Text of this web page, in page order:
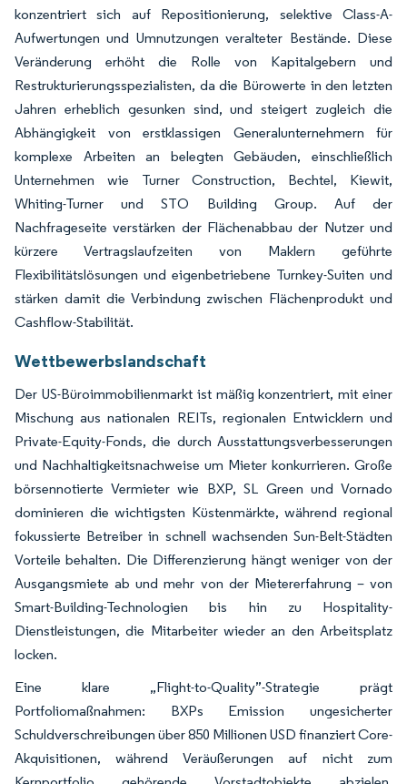
konzentriert sich auf Repositionierung, selektive Class-A-
Aufwertungen und Umnutzungen veralteter Bestände. Diese
Veränderung erhöht die Rolle von Kapitalgebern und
Restrukturierungsspezialisten, da die Bürowerte in den letzten
Jahren erheblich gesunken sind, und steigert zugleich die
Abhängigkeit von erstklassigen Generalunternehmern für
komplexe Arbeiten an belegten Gebäuden, einschließlich
Unternehmen wie Turner Construction, Bechtel, Kiewit,
Whiting-Turner und STO Building Group. Auf der
Nachfrageseite verstärken der Flächenabbau der Nutzer und
kürzere Vertragslaufzeiten von Maklern geführte
Flexibilitätslösungen und eigenbetriebene Turnkey-Suiten und
stärken damit die Verbindung zwischen Flächenprodukt und
Cashflow-Stabilität.
Wettbewerbslandschaft
Der US-Büroimmobilienmarkt ist mäßig konzentriert, mit einer
Mischung aus nationalen REITs, regionalen Entwicklern und
Private-Equity-Fonds, die durch Ausstattungsverbesserungen
und Nachhaltigkeitsnachweise um Mieter konkurrieren. Große
börsennotierte Vermieter wie BXP, SL Green und Vornado
dominieren die wichtigsten Küstenmärkte, während regional
fokussierte Betreiber in schnell wachsenden Sun-Belt-Städten
Vorteile behalten. Die Differenzierung hängt weniger von der
Ausgangsmiete ab und mehr von der Mietererfahrung – von
Smart-Building-Technologien bis hin zu Hospitality-
Dienstleistungen, die Mitarbeiter wieder an den Arbeitsplatz
locken.
Eine klare „Flight-to-Quality”-Strategie prägt
Portfoliomaßnahmen: BXPs Emission ungesicherter
Schuldverschreibungen über 850 Millionen USD finanziert Core-
Akquisitionen, während Veräußerungen auf nicht zum